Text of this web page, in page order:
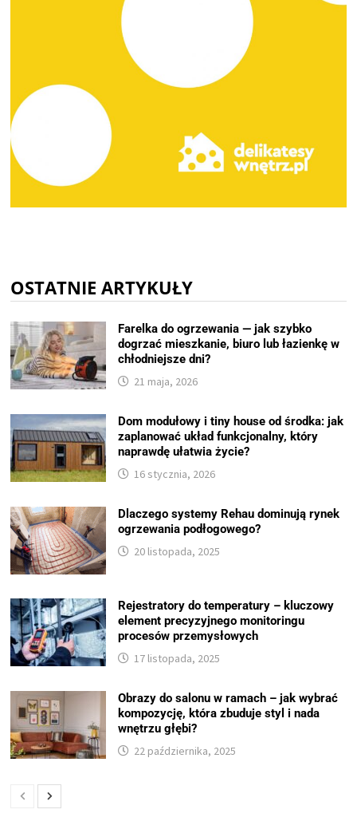
OSTATNIE ARTYKUŁY
Farelka do ogrzewania — jak szybko
dogrzać mieszkanie, biuro lub łazienkę w
chłodniejsze dni?
21 maja, 2026
Dom modułowy i tiny house od środka: jak
zaplanować układ funkcjonalny, który
naprawdę ułatwia życie?
16 stycznia, 2026
Dlaczego systemy Rehau dominują rynek
ogrzewania podłogowego?
20 listopada, 2025
Rejestratory do temperatury – kluczowy
element precyzyjnego monitoringu
procesów przemysłowych
17 listopada, 2025
Obrazy do salonu w ramach – jak wybrać
kompozycję, która zbuduje styl i nada
wnętrzu głębi?
22 października, 2025